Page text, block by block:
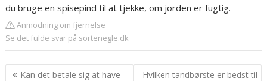
du bruge en spisepind til at tjekke, om jorden er fugtig.
Anmodning om fjernelse
Se det fulde svar på sortenegle.dk
Indlægsnavigation
Kan det betale sig at have
Hvilken tandbørste er bedst til